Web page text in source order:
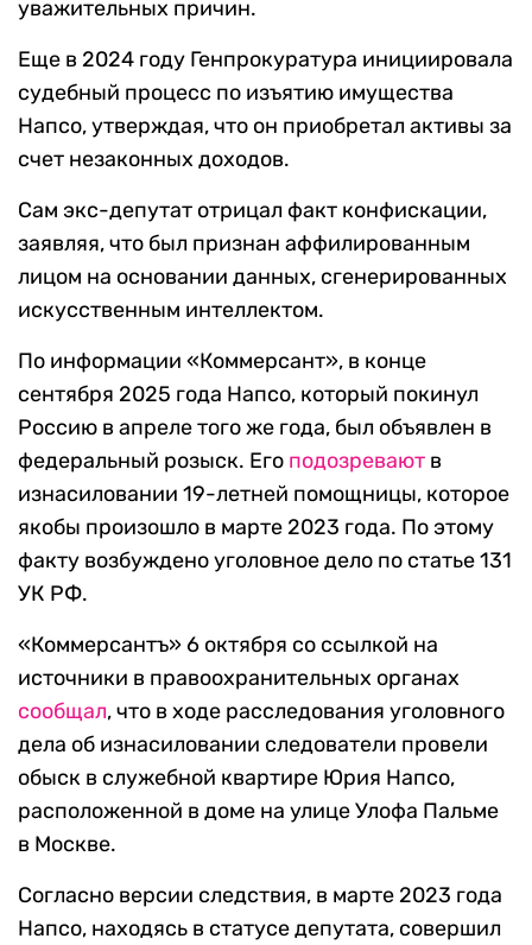
уважительных причин.
Еще в 2024 году Генпрокуратура инициировала
судебный процесс по изъятию имущества
Напсо, утверждая, что он приобретал активы за
счет незаконных доходов.
Сам экс-депутат отрицал факт конфискации,
заявляя, что был признан аффилированным
лицом на основании данных, сгенерированных
искусственным интеллектом.
По информации «Коммерсант», в конце
сентября 2025 года Напсо, который покинул
Россию в апреле того же года, был объявлен в
федеральный розыск. Его подозревают в
изнасиловании 19-летней помощницы, которое
якобы произошло в марте 2023 года. По этому
факту возбуждено уголовное дело по статье 131
УК РФ.
«Коммерсантъ» 6 октября со ссылкой на
источники в правоохранительных органах
сообщал, что в ходе расследования уголовного
дела об изнасиловании следователи провели
обыск в служебной квартире Юрия Напсо,
расположенной в доме на улице Улофа Пальме
в Москве.
Согласно версии следствия, в марте 2023 года
Напсо, находясь в статусе депутата, совершил